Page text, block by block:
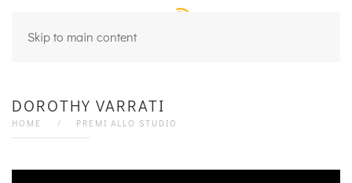
Skip to main content
DOROTHY VARRATI
HOME PREMI ALLO STUDIO